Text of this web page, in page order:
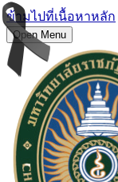
ข้ามไปที่เนื้อหาหลัก
Open Menu